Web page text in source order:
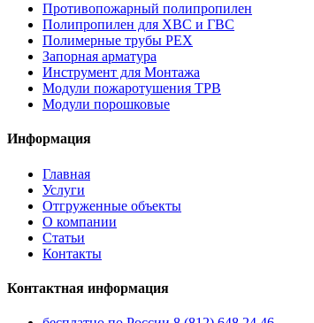
Противопожарный полипропилен
Полипропилен для ХВС и ГВС
Полимерные трубы PEX
Запорная арматура
Инструмент для Монтажа
Модули пожаротушения ТРВ
Модули порошковые
Информация
Главная
Услуги
Отгруженные объекты
О компании
Статьи
Контакты
Контактная информация